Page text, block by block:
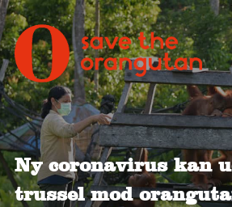
Ny coronavirus kan
trussel mod